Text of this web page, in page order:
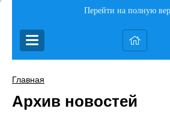
Перейти на полную
Главная
Архив новостей